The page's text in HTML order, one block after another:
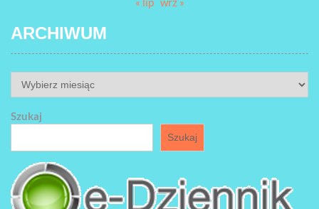
ARCHIWUM
ARCHIWUM
Szukaj
Szukaj